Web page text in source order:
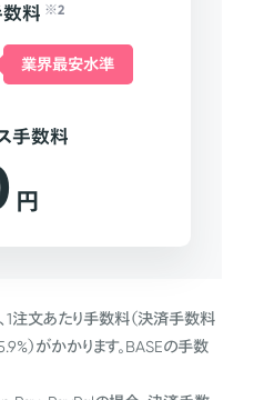
料 ※2
業界最安水準
手数料
円
1注文あたり手数料（決済手数料
）がかかります。BASEの手数